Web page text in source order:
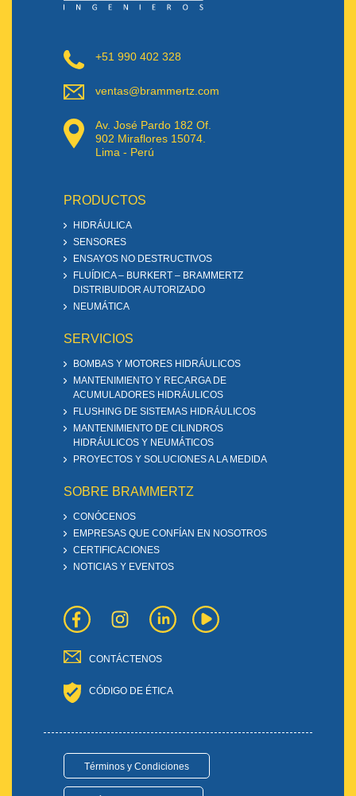
+51 990 402 328
ventas@brammertz.com
Av. José Pardo 182 Of.
902 Miraflores 15074.
Lima - Perú
PRODUCTOS
HIDRÁULICA
SENSORES
ENSAYOS NO DESTRUCTIVOS
FLUÍDICA – BURKERT – BRAMMERTZ
DISTRIBUIDOR AUTORIZADO
NEUMÁTICA
SERVICIOS
BOMBAS Y MOTORES HIDRÁULICOS
MANTENIMIENTO Y RECARGA DE
ACUMULADORES HIDRÁULICOS
FLUSHING DE SISTEMAS HIDRÁULICOS
MANTENIMIENTO DE CILINDROS
HIDRÁULICOS Y NEUMÁTICOS
PROYECTOS Y SOLUCIONES A LA MEDIDA
SOBRE BRAMMERTZ
CONÓCENOS
EMPRESAS QUE CONFÍAN EN NOSOTROS
CERTIFICACIONES
NOTICIAS Y EVENTOS
CONTÁCTENOS
CÓDIGO DE ÉTICA
Términos y Condiciones